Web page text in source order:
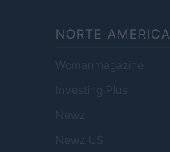
NORTE AMERICA
Womanmagazine
Investing Plus
Newz
Newz US